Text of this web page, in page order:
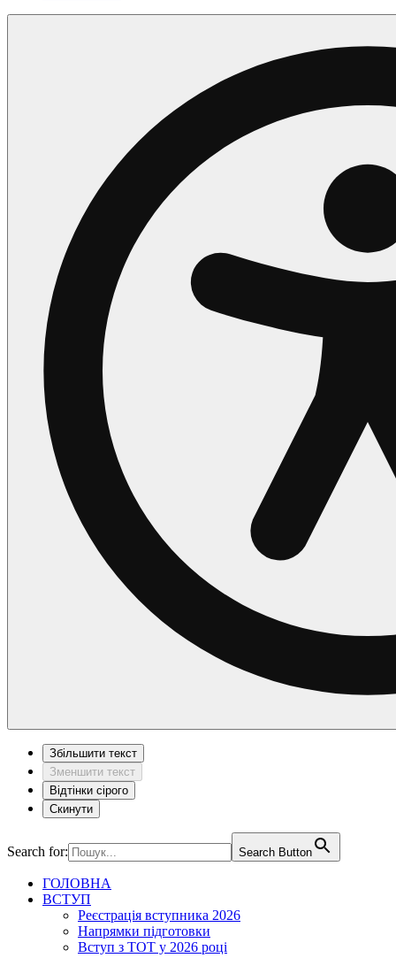
Збільшити текст
Зменшити текст
Відтінки сірого
Скинути
Search for: Search Button
ГОЛОВНА
ВСТУП
Реєстрація вступника 2026
Напрямки підготовки
Вступ з ТОТ у 2026 році